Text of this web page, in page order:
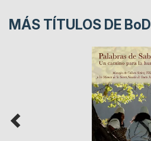
MÁS TÍTULOS DE BoD